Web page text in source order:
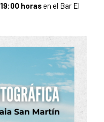
19:00 horasen el Bar El